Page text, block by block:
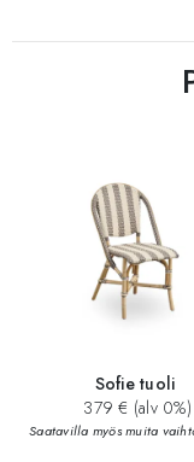
Sofie tuoli
379 € (alv 0%)
Saatavilla myös muita